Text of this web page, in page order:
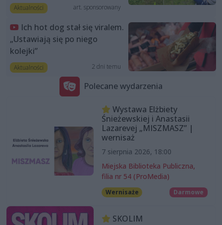
Aktualności art. sponsorowany
Ich hot dog stał się viralem.
„Ustawiają się po niego
kolejki”
Aktualności 2 dni temu
Polecane wydarzenia
Wystawa Elżbiety
Śnieżewskiej i Anastasii
Lazarevej „MISZMASZ” |
wernisaż
7 sierpnia 2026, 18:00
Miejska Biblioteka Publiczna,
filia nr 54 (ProMedia)
Wernisaże Darmowe
SKOLIM